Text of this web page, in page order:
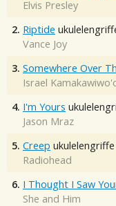
Elvis Presley
2. Riptide
Vance Joy
3. Somewhere Over
Israel
4. I'm Yours
Jason Mraz
5. Creep ukulelengriffe
Radiohead
6. I Thought I Saw
She and Him